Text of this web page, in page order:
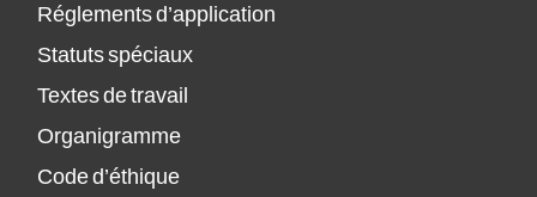
Réglements d’application
Statuts spéciaux
Textes de travail
Organigramme
Code d’éthique